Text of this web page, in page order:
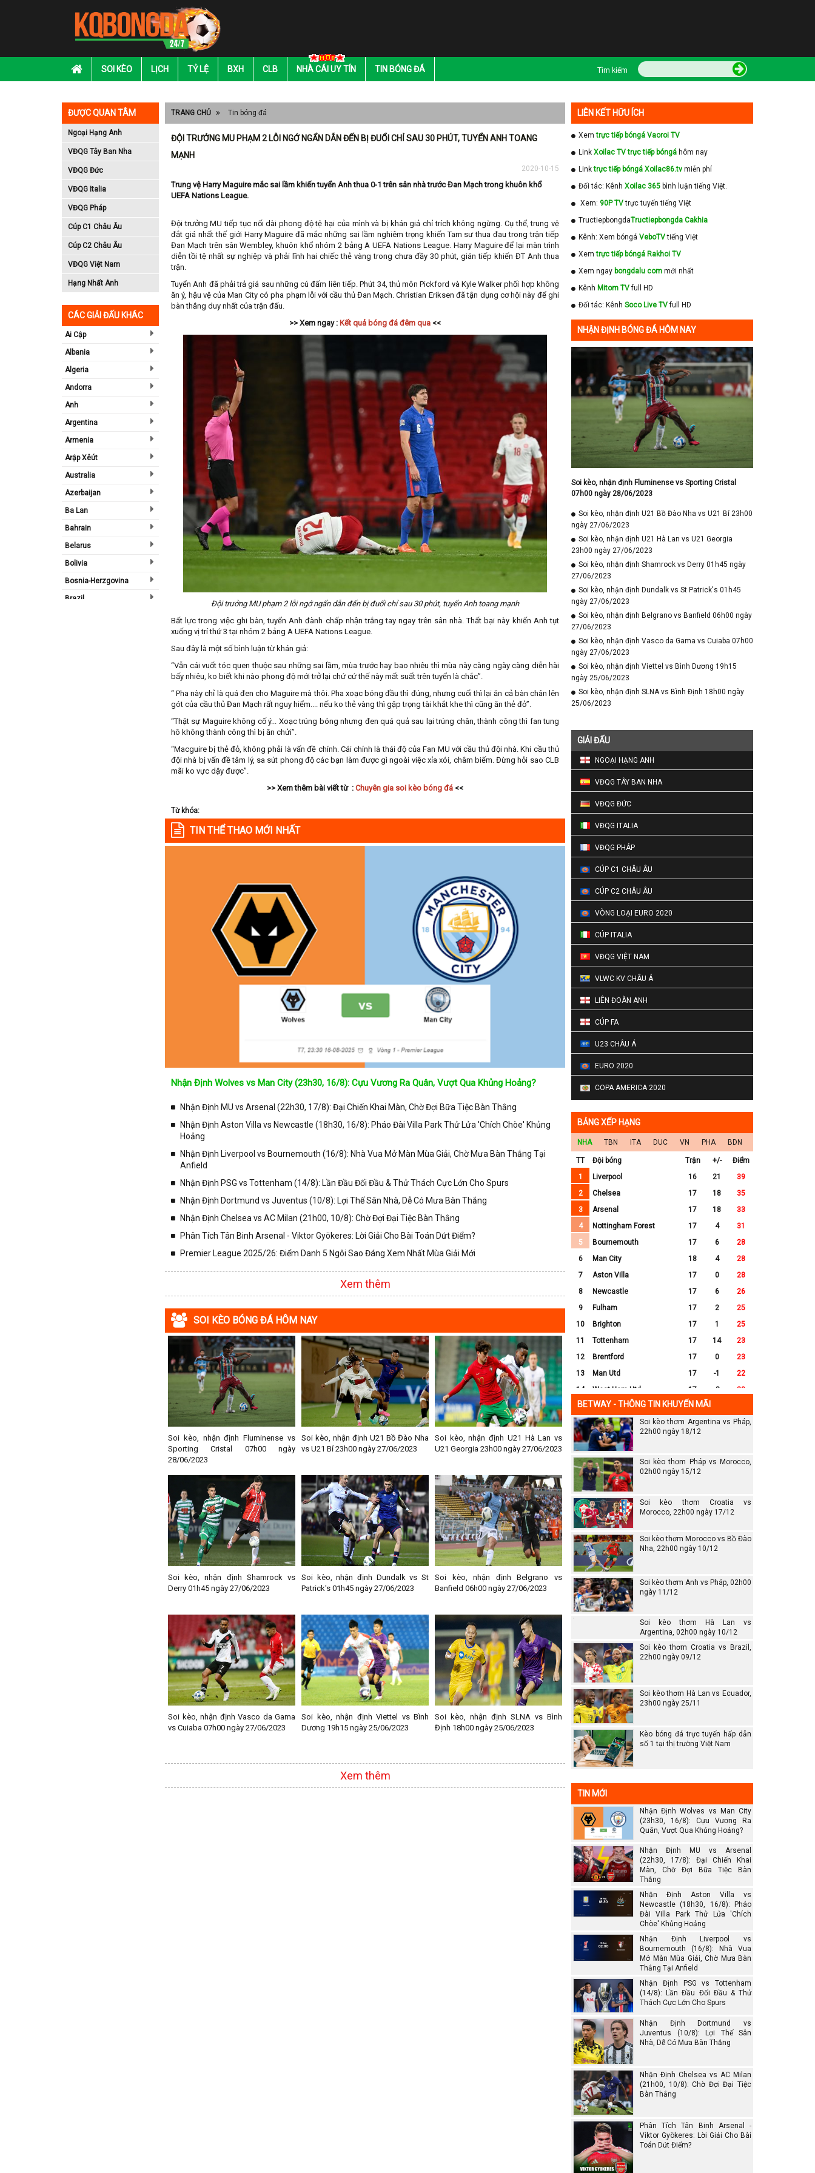
SOI KÈO LỊCH TỶ LỆ BXH CLB NHÀ CÁI UY TÍN TIN BÓNG ĐÁ Tìm kiếm
ĐƯỢC QUAN TÂM
Ngoại Hạng Anh
VĐQG Tây Ban Nha
VĐQG Đức
VĐQG Italia
VĐQG Pháp
Cúp C1 Châu Âu
Cúp C2 Châu Âu
VĐQG Việt Nam
Hạng Nhất Anh
CÁC GIẢI ĐẤU KHÁC
Ai Cập
Albania
Algeria
Andorra
Anh
Argentina
Armenia
Arập Xêút
Australia
Azerbaijan
Ba Lan
Bahrain
Belarus
Bolivia
Bosnia-Herzgovina
Brazil
TRANG CHỦ Tin bóng đá
ĐỘI TRƯỞNG MU PHẠM 2 LỖI NGỚ NGẨN DẪN ĐẾN BỊ ĐUỔI CHỈ SAU 30 PHÚT, TUYỂN ANH TOANG
MẠNH
2020-10-15
Trung vệ Harry Maguire mắc sai lầm khiến tuyển Anh thua 0-1 trên sân nhà trước Đan Mạch trong khuôn khổ
UEFA Nations League.
Đội trưởng MU tiếp tục nối dài phong độ tệ hại của mình và bị khán giả chỉ trích không ngừng. Cụ thể, trung vệ
đắt giá nhất thế giới Harry Maguire đã mắc những sai lầm nghiêm trọng khiến Tam sư thua đau trong trận tiếp
Đan Mạch trên sân Wembley, khuôn khổ nhóm 2 bảng A UEFA Nations League. Harry Maguire để lại màn trình
diễn tồi tệ nhất sự nghiệp và phải lĩnh hai chiếc thẻ vàng trong chưa đầy 30 phút, gián tiếp khiến ĐT Anh thua
trận.
Tuyển Anh đã phải trả giá sau những cú đấm liên tiếp. Phút 34, thủ môn Pickford và Kyle Walker phối hợp không
ăn ý, hậu vệ của Man City có pha phạm lỗi với cầu thủ Đan Mạch. Christian Eriksen đã tận dụng cơ hội này để ghi
bàn thắng duy nhất của trận đấu.
>> Xem ngay : Kết quả bóng đá đêm qua <<
Đội trưởng MU phạm 2 lỗi ngớ ngẩn dẫn đến bị đuổi chỉ sau 30 phút, tuyển Anh toang mạnh
Bất lực trong việc ghi bàn, tuyển Anh đành chấp nhận trắng tay ngay trên sân nhà. Thất bại này khiến Anh tụt
xuống vị trí thứ 3 tại nhóm 2 bảng A UEFA Nations League.
Sau đây là một số bình luận từ khán giả:
“Vẫn cái vuốt tóc quen thuộc sau những sai lầm, mùa trước hay bao nhiêu thì mùa này càng ngày càng diễn hài
bấy nhiêu, ko biết khi nào phong độ mới trở lại chứ cứ thế này mất suất trên tuyển là chắc”.
“ Pha này chỉ là quá đen cho Maguire mà thôi. Pha xoạc bóng đầu thì đúng, nhưng cuối thì lại ăn cả bàn chân lên
gót của cầu thủ Đan Mạch rất nguy hiểm.... nếu ko thẻ vàng thì gặp trọng tài khắt khe thì cũng ăn thẻ đỏ”.
“Thật sự Maguire không cố ý... Xoạc trúng bóng nhưng đen quá quả sau lại trúng chân, thành công thì fan tung
hô không thành công thì bị ăn chửi”.
“Macguire bị thẻ đỏ, không phải là vấn đề chính. Cái chính là thái độ của Fan MU với cầu thủ đội nhà. Khi cầu thủ
đội nhà bị vấn đề tâm lý, sa sút phong độ các bạn làm được gì ngoài việc xỉa xói, châm biếm. Đừng hỏi sao CLB
mãi ko vực dậy được”.
>> Xem thêm bài viết từ : Chuyên gia soi kèo bóng đá <<
Từ khóa:
TIN THỂ THAO MỚI NHẤT
Nhận Định Wolves vs Man City (23h30, 16/8): Cựu Vương Ra Quân, Vượt Qua Khủng Hoảng?
Nhận Định MU vs Arsenal (22h30, 17/8): Đại Chiến Khai Màn, Chờ Đợi Bữa Tiệc Bàn Thắng
Nhận Định Aston Villa vs Newcastle (18h30, 16/8): Pháo Đài Villa Park Thử Lửa 'Chích Chòe' Khủng
Hoảng
Nhận Định Liverpool vs Bournemouth (16/8): Nhà Vua Mở Màn Mùa Giải, Chờ Mưa Bàn Thắng Tại
Anfield
Nhận Định PSG vs Tottenham (14/8): Lần Đầu Đối Đầu & Thử Thách Cực Lớn Cho Spurs
Nhận Định Dortmund vs Juventus (10/8): Lợi Thế Sân Nhà, Dễ Có Mưa Bàn Thắng
Nhận Định Chelsea vs AC Milan (21h00, 10/8): Chờ Đợi Đại Tiệc Bàn Thắng
Phân Tích Tân Binh Arsenal - Viktor Gyökeres: Lời Giải Cho Bài Toán Dứt Điểm?
Premier League 2025/26: Điểm Danh 5 Ngôi Sao Đáng Xem Nhất Mùa Giải Mới
Xem thêm
SOI KÈO BÓNG ĐÁ HÔM NAY
Soi kèo, nhận định Fluminense vs
Sporting Cristal 07h00 ngày
28/06/2023
Soi kèo, nhận định U21 Bồ Đào Nha
vs U21 Bỉ 23h00 ngày 27/06/2023
Soi kèo, nhận định U21 Hà Lan vs
U21 Georgia 23h00 ngày 27/06/2023
Soi kèo, nhận định Shamrock vs
Derry 01h45 ngày 27/06/2023
Soi kèo, nhận định Dundalk vs St
Patrick's 01h45 ngày 27/06/2023
Soi kèo, nhận định Belgrano vs
Banfield 06h00 ngày 27/06/2023
Soi kèo, nhận định Vasco da Gama
vs Cuiaba 07h00 ngày 27/06/2023
Soi kèo, nhận định Viettel vs Bình
Dương 19h15 ngày 25/06/2023
Soi kèo, nhận định SLNA vs Bình
Định 18h00 ngày 25/06/2023
Xem thêm
LIÊN KẾT HỮU ÍCH
Xemtrực tiếp bóngá Vaoroi TV
Link Xoilac TV trực tiếp bóngá hôm nay
Linktrực tiếp bóngá Xoilac86.tv miễn phí
Đối tác: Kênh Xoilac 365 bình luận tiếng Việt.
Xem: 90P TVtrực tuyến tiếng Việt
TructiepbongdaTructiepbongda Cakhia
Kênh: Xem bóngá VeboTVtiếng Việt
Xemtrực tiếp bóngá Rakhoi TV
Xem ngay bongdalu com mới nhất
Kênh Mitom TVfull HD
Đối tác: Kênh Soco Live TVfull HD
NHẬN ĐỊNH BÓNG ĐÁ HÔM NAY
Soi kèo, nhận định Fluminense vs Sporting Cristal
07h00 ngày 28/06/2023
Soi kèo, nhận định U21 Bồ Đào Nha vs U21 Bỉ 23h00
ngày 27/06/2023
Soi kèo, nhận định U21 Hà Lan vs U21 Georgia
23h00 ngày 27/06/2023
Soi kèo, nhận định Shamrock vs Derry 01h45 ngày
27/06/2023
Soi kèo, nhận định Dundalk vs St Patrick's 01h45
ngày 27/06/2023
Soi kèo, nhận định Belgrano vs Banfield 06h00 ngày
27/06/2023
Soi kèo, nhận định Vasco da Gama vs Cuiaba 07h00
ngày 27/06/2023
Soi kèo, nhận định Viettel vs Bình Dương 19h15
ngày 25/06/2023
Soi kèo, nhận định SLNA vs Bình Định 18h00 ngày
25/06/2023
GIẢI ĐẤU
NGOẠI HẠNG ANH
VĐQG TÂY BAN NHA
VĐQG ĐỨC
VĐQG ITALIA
VĐQG PHÁP
CÚP C1 CHÂU ÂU
CÚP C2 CHÂU ÂU
VÒNG LOẠI EURO 2020
CÚP ITALIA
VĐQG VIỆT NAM
VLWC KV CHÂU Á
LIÊN ĐOÀN ANH
CÚP FA
U23 CHÂU Á
EURO 2020
COPA AMERICA 2020
BẢNG XẾP HẠNG
NHA TBN ITA DUC VN PHA BDN
TT Đội bóng Trận +/-
Điểm
1
Liverpool 16 21
39
2
Chelsea 17 18
35
3
Arsenal 17 18
33
4
Nottingham Forest 17 4
31
5
Bournemouth 17 6
28
6
Man City 18 4
28
7
Aston Villa 17 0
28
8
Newcastle 17 6
26
9
Fulham 17 2
25
10
Brighton 17 1
25
11
Tottenham 17 14
23
12
Brentford 17 0
23
13
Man Utd 17 -1
22
14
West Ham Utd 17 -8
20
15
Everton 17
16
Crystal Palace 17 -8
16
17
Leicester City
18
Ipswich
19
Wolves 17
20
Southampton
BETWAY - THÔNG TIN KHUYẾN MÃI
Soi kèo thơm Argentina vs Pháp,
22h00 ngày 18/12
Soi kèo thơm Pháp vs Morocco,
02h00 ngày 15/12
Soi kèo thơm Croatia vs
Morocco, 22h00 ngày 17/12
Soi kèo thơm Morocco vs Bồ Đào
Nha, 22h00 ngày 10/12
Soi kèo thơm Anh vs Pháp, 02h00
ngày 11/12
Soi kèo thơm Hà Lan vs
Argentina, 02h00 ngày 10/12
Soi kèo thơm Croatia vs Brazil,
22h00 ngày 09/12
Soi kèo thơm Hà Lan vs Ecuador,
23h00 ngày 25/11
Kèo bóng đá trực tuyến hấp dẫn
số 1 tại thị trường Việt Nam
TIN MỚI
Nhận Định Wolves vs Man City
(23h30, 16/8): Cựu Vương Ra
Quân, Vượt Qua Khủng Hoảng?
Nhận Định MU vs Arsenal
(22h30, 17/8): Đại Chiến Khai
Màn, Chờ Đợi Bữa Tiệc Bàn
Thắng
Nhận Định Aston Villa vs
Newcastle (18h30, 16/8): Pháo
Đài Villa Park Thử Lửa 'Chích
Chòe' Khủng Hoảng
Nhận Định Liverpool vs
Bournemouth (16/8): Nhà Vua
Mở Màn Mùa Giải, Chờ Mưa Bàn
Thắng Tại Anfield
Nhận Định PSG vs Tottenham
(14/8): Lần Đầu Đối Đầu & Thử
Thách Cực Lớn Cho Spurs
Nhận Định Dortmund vs
Juventus (10/8): Lợi Thế Sân
Nhà, Dễ Có Mưa Bàn Thắng
Nhận Định Chelsea vs AC Milan
(21h00, 10/8): Chờ Đợi Đại Tiệc
Bàn Thắng
Phân Tích Tân Binh Arsenal -
Viktor Gyökeres: Lời Giải Cho Bài
Toán Dứt Điểm?